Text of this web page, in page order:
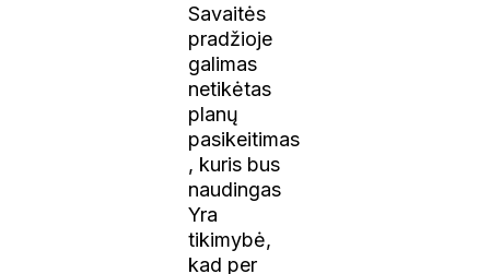
Savaitės
pradžioje
galimas
netikėtas
planų
pasikeitimas
, kuris bus
naudingas
Yra
tikimybė,
kad per